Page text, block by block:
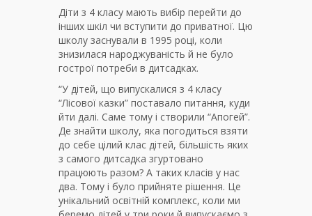
Діти з 4 класу мають вибір перейти до
інших шкіл чи вступити до приватної. Цю
школу заснували в 1995 році, коли
знизилася народжуваність й не було
гострої потреби в дитсадках.
“У дітей, що випускалися з 4 класу
“Лісової казки” поставало питання, куди
йти далі. Саме тому і створили “Апогей”.
Де знайти школу, яка погодиться взяти
до себе цілий клас дітей, більшість яких
з самого дитсадка згуртовано
працюють разом? А таких класів у нас
два. Тому і було прийняте рішення. Це
унікальний освітній комплекс, коли ми